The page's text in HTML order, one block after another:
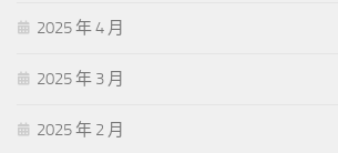
2025 年 4 月
2025 年 3 月
2025 年 2 月